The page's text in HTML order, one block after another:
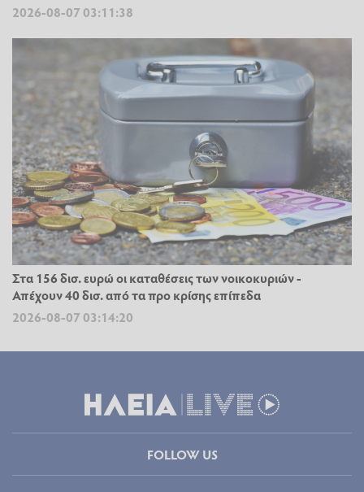
2026-08-07 03:11:38
Στα 156 δισ. ευρώ οι καταθέσεις των νοικοκυριών -
Απέχουν 40 δισ. από τα προ κρίσης επίπεδα
2026-08-07 03:14:20
FOLLOW US